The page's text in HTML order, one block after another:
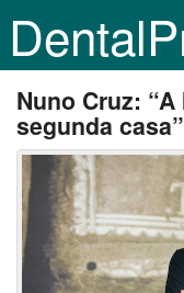
Nuno Cruz:
segunda casa”